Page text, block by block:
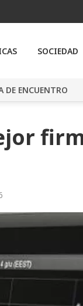
SOCIEDAD
DE ENCUENTRO